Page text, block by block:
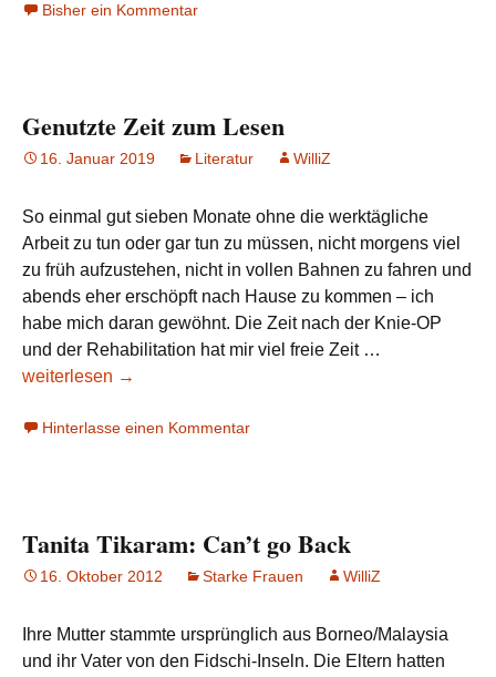
Bisher ein Kommentar
Genutzte Zeit zum Lesen
16. Januar 2019 Literatur WilliZ
So einmal gut sieben Monate ohne die werktägliche
Arbeit zu tun oder gar tun zu müssen, nicht morgens viel
zu früh aufzustehen, nicht in vollen Bahnen zu fahren und
abends eher erschöpft nach Hause zu kommen – ich
habe mich daran gewöhnt. Die Zeit nach der Knie-OP
und der Rehabilitation hat mir viel freie Zeit …
weiterlesen →
Hinterlasse einen Kommentar
Tanita Tikaram: Can’t go Back
16. Oktober 2012 Starke Frauen WilliZ
Ihre Mutter stammte ursprünglich aus Borneo/Malaysia
und ihr Vater von den Fidschi-Inseln. Die Eltern hatten